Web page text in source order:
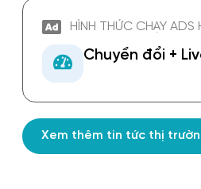
HÌNH THỨC CHẠY ADS
Chuyển đổi +
Xem thêm tin tức thị